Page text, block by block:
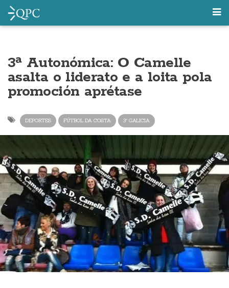
3ª Autonómica: O Camelle
asalta o liderato e a loita pola
promoción aprétase
DEPORTES FÚTBOL DA COSTA 3ª GALICIA